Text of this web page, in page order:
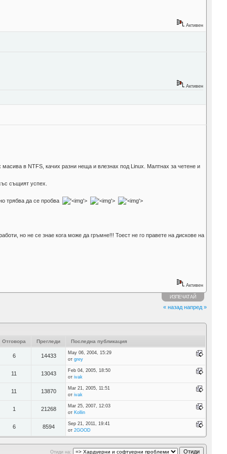
Активен
Активен
в NTFS, качих разни неща и влезнах под Linux. Малтнах за четене и
същият успех.
трябва да се пробва
'> '> '>
но не се знае кога може да гръмне!!! Тоест не го правете на дискове на
Активен
ИЗПЕЧАТАЙ
« назад напред »
Отговора Прегледи Последна публикация
6 14433
May 06, 2004, 15:29
от grey
11 13043
Feb 04, 2005, 18:50
от ivak
11 13870
Mar 21, 2005, 11:51
от ivak
1 21268
Mar 25, 2007, 12:03
от Kollin
6 8594
Sep 21, 2011, 19:41
от 2GOOD
Отиди на: